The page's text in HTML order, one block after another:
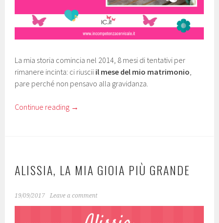
La mia storia comincia nel 2014, 8 mesi di tentativi per
rimanere incinta: ci riuscii il mese del mio matrimonio
pare perché non pensavo alla gravidanza.
Continue reading →
ALISSIA, LA MIA GIOIA PIÙ GRANDE
19/09/2017 Leave a comment